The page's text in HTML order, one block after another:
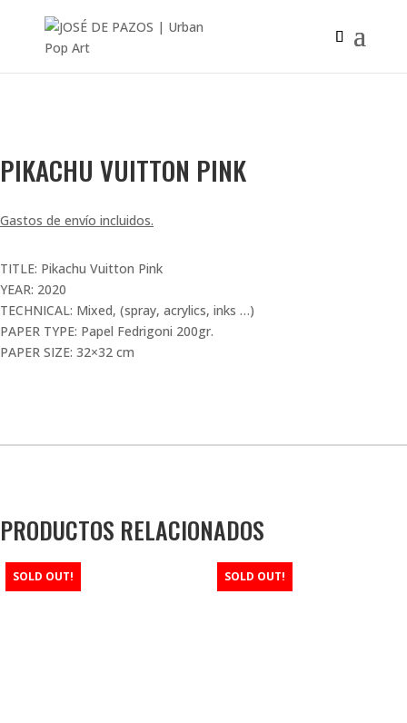
SOLD OUT!
PIKACHU VUITTON PINK
Gastos de envío incluidos.
TITLE: Pikachu Vuitton Pink
YEAR: 2020
TECHNICAL: Mixed, (spray, acrylics, inks …)
PAPER TYPE: Papel Fedrigoni 200gr.
PAPER SIZE: 32×32 cm
PRODUCTOS RELACIONADOS
SOLD OUT! SOLD OUT!